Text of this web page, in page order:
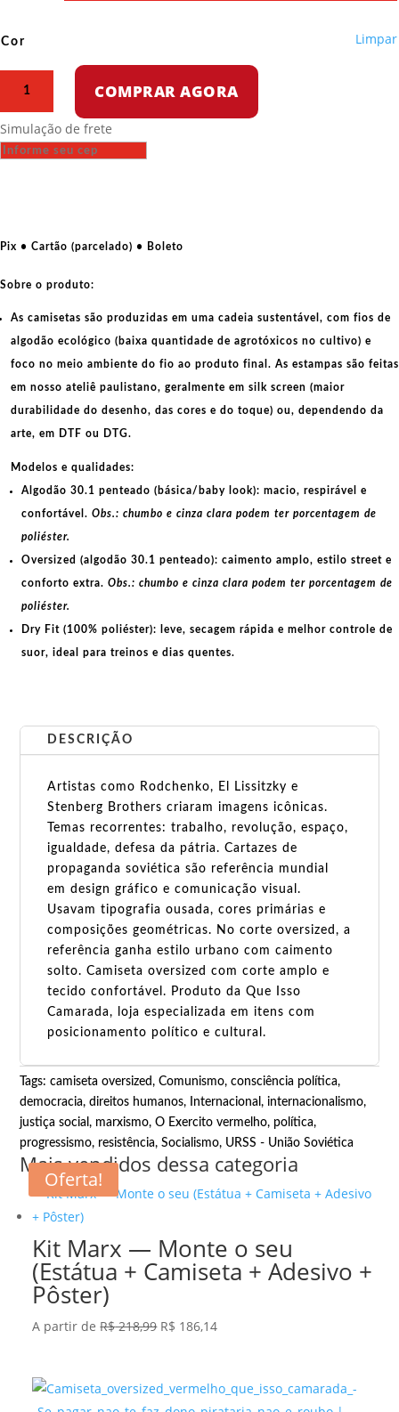
Cor Limpar
O
Exercito
COMPRAR AGORA
Simulação de frete
Pix • Cartão (parcelado) • Boleto
Sobre o produto:
As camisetas são produzidas em uma cadeia sustentável, com fios de
algodão ecológico (baixa quantidade de agrotóxicos no cultivo) e
foco no meio ambiente do fio ao produto final. As estampas são feitas
em nosso ateliê paulistano, geralmente em silk screen (maior
durabilidade do desenho, das cores e do toque) ou, dependendo da
arte, em DTF ou DTG.
Modelos e qualidades:
Algodão 30.1 penteado (básica/baby look): macio, respirável e
confortável. Obs.: chumbo e cinza clara podem ter porcentagem de
poliéster.
Oversized (algodão 30.1 penteado): caimento amplo, estilo street e
conforto extra. Obs.: chumbo e cinza clara podem ter porcentagem de
poliéster.
Dry Fit (100% poliéster): leve, secagem rápida e melhor controle de
suor, ideal para treinos e dias quentes.
DESCRIÇÃO
Artistas como Rodchenko, El Lissitzky e
Stenberg Brothers criaram imagens icônicas.
Temas recorrentes: trabalho, revolução, espaço,
igualdade, defesa da pátria. Cartazes de
propaganda soviética são referência mundial
em design gráfico e comunicação visual.
Usavam tipografia ousada, cores primárias e
composições geométricas. No corte oversized, a
referência ganha estilo urbano com caimento
solto. Camiseta oversized com corte amplo e
tecido confortável. Produto da Que Isso
Camarada, loja especializada em itens com
posicionamento político e cultural.
Tags:camiseta oversized,Comunismo,consciência política,
democracia,direitos humanos, Internacional,internacionalismo,
justiça social, marxismo,O Exercito vermelho, política,
progressismo, resistência,Socialismo, URSS - União Soviética
Mais vendidos dessa categoria
Oferta!
Kit Marx — Monte o seu
(Estátua + Camiseta + Adesivo +
Pôster)
A partir deR$218,99 O
era:
R$ 186,14O
é: